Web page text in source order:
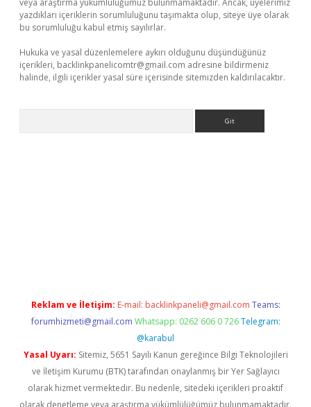
veya araştırma yükümlülüğümüz bulunmamaktadır. Ancak, üyelerimiz
yazdıkları içeriklerin sorumluluğunu taşımakta olup, siteye üye olarak
bu sorumluluğu kabul etmiş sayılırlar.
Hukuka ve yasal düzenlemelere aykırı olduğunu düşündüğünüz
içerikleri, backlinkpanelicomtr@gmail.com adresine bildirmeniz
halinde, ilgili içerikler yasal süre içerisinde sitemizden kaldırılacaktır.
Reklam ve İletişim: E-mail: backlinkpaneli@gmail.com Teams:
forumhizmeti@gmail.com Whatsapp: 0262 606 0 726 Telegram:
@karabul
Yasal Uyarı: Sitemiz, 5651 Sayılı Kanun gereğince Bilgi Teknolojileri
ve İletişim Kurumu (BTK) tarafından onaylanmış bir Yer Sağlayıcı
olarak hizmet vermektedir. Bu nedenle, sitedeki içerikleri proaktif
olarak denetleme veya araştırma yükümlülüğümüz bulunmamaktadır.